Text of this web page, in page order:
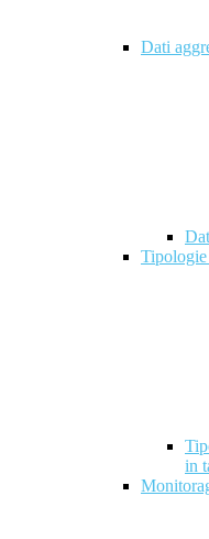
Dati
in